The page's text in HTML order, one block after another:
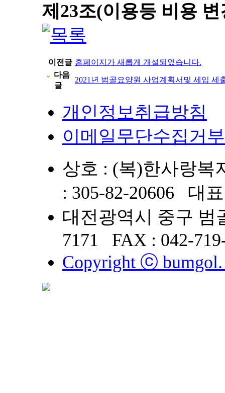
제 23조(이용등 비용
이전글 홈페이지가 새롭게 개설되었습니다.
다음
글
2021년 범골요양원 사업계획서및 세입 세
개인정보취급방침
이메일무단수집거부
상호 : (복)한사랑
: 305-82-20606 대
대전광역시 중구
7171 FAX : 042-
Copyright ⓒ bumgol.